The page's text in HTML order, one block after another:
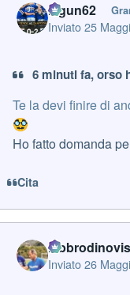
Iagun62
Inviato25
6 minuti fa, orso
Te la devi finire di
🥸
Ho fatto domanda
Cita
Inviato26